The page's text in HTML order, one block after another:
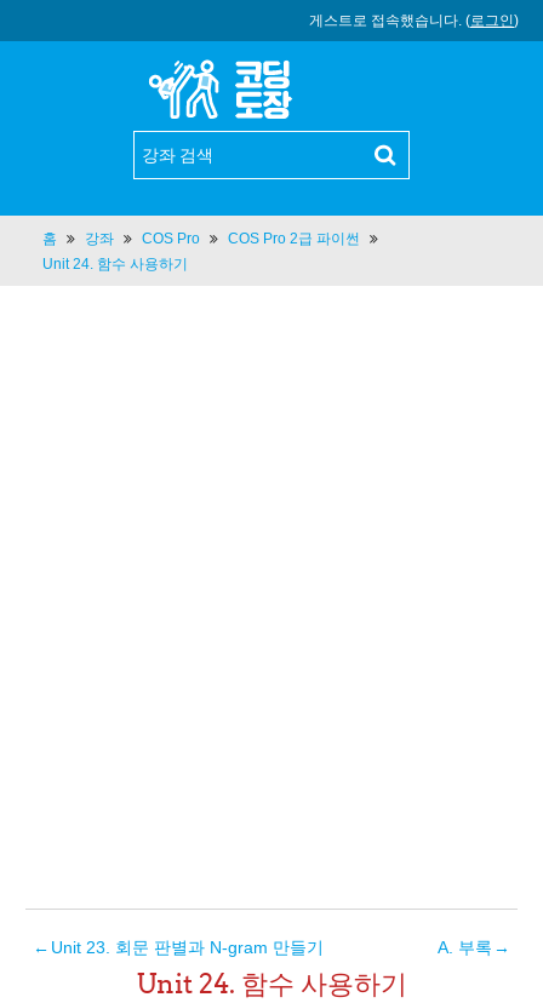
게스트로 접속했습니다. (로그인)
홈 강좌 COS Pro
COS Pro 2급 파이썬
Unit 24. 함수 사용하기
← Unit 23. 회문 판별과 N-gram 만들기 A. 부록 →
Unit 24. 함수 사용하기